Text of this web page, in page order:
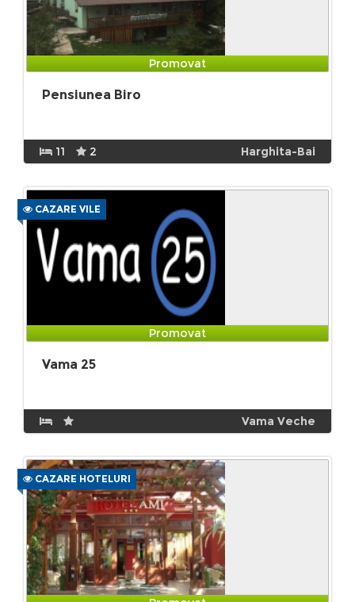
Promovat
Pensiunea Biro
11 2 Harghita-Bai
CAZARE VILE
Promovat
Vama 25
Vama Veche
CAZARE HOTELURI